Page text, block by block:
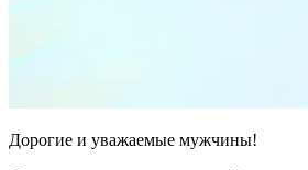
Дорогие и уважаемые мужчины!